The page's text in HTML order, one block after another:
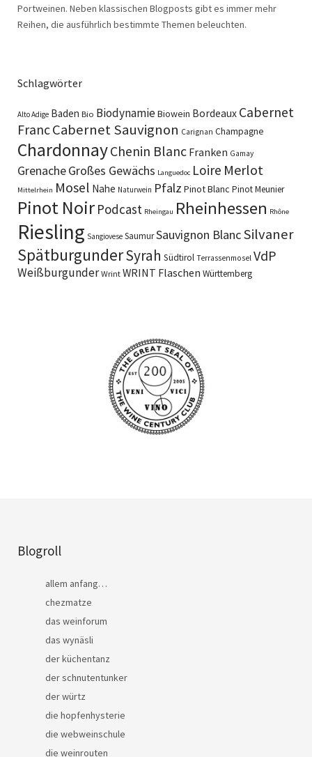
Portweinen. Neben klassischen Blogposts gibt es immer mehr
Reihen, die ausführlich bestimmte Themen beleuchten.
Schlagwörter
Alto Adige Baden Bio BiodynamieBiowein Bordeaux Cabernet
FrancCabernet Sauvignon Carignan Champagne
ChardonnayChenin Blanc Franken Gamay
GrenacheGroßes Gewächs Languedoc Loire Merlot
Mittelrhein Mosel Nahe Naturwein Pfalz Pinot Blanc Pinot Meunier
Pinot Noir Podcast Rheingau Rheinhessen Rhône
Riesling Sangiovese SaumurSauvignon BlancSilvaner
SpätburgunderSyrah Südtirol Terrassenmosel VdP
Weißburgunder Wrint WRINT Flaschen Württemberg
Blogroll
allem anfang…
chezmatze
das weinforum
das wynäsli
der küchentanz
der schnutentunker
der würtz
die hopfenhysterie
die webweinschule
die weinrouten